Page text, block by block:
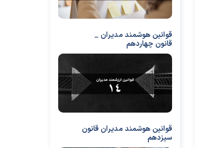
قوانین هوشمند مدیران _
قانون چهاردهم
قوانین هوشمند مدیران قانون
سیزدهم